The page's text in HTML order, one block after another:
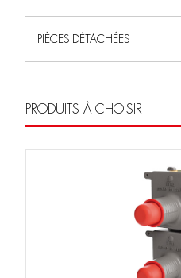
PIÈCES DÉTACHÉES
PRODUITS À CHOISIR